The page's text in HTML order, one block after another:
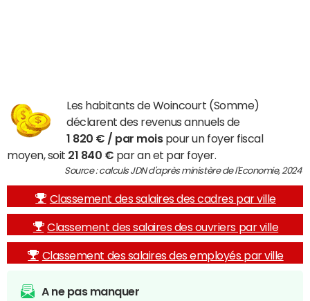
Les habitants de Woincourt (Somme)
déclarent des revenus annuels de
1 820 € / par moispour un foyer fiscal
moyen, soit 21 840 € par an et par foyer.
Source : calculs JDN d'après ministère de l'Economie, 2024
Classement des salaires des cadres par ville
Classement des salaires des ouvriers par ville
Classement des salaires des employés par ville
A ne pas manquer